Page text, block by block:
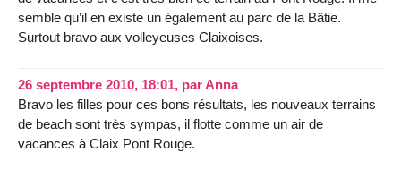
semble qu’il en existe un également au parc de la Bâtie.
Surtout bravo aux volleyeuses Claixoises.
26 septembre 2010, 18:01, parAnna
Bravo les filles pour ces bons résultats, les nouveaux terrains
de beach sont très sympas, il flotte comme un air de
vacances à Claix Pont Rouge.